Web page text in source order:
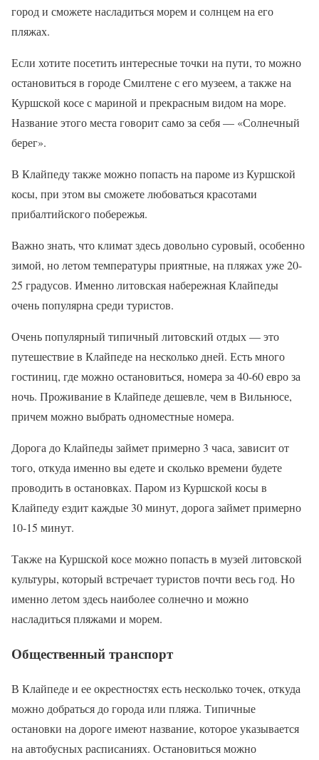
город и сможете насладиться морем и солнцем на его
пляжах.
Если хотите посетить интересные точки на пути, то можно
остановиться в городе Смилтене с его музеем, а также на
Куршской косе с мариной и прекрасным видом на море.
Название этого места говорит само за себя — «Солнечный
берег».
В Клайпеду также можно попасть на пароме из Куршской
косы, при этом вы сможете любоваться красотами
прибалтийского побережья.
Важно знать, что климат здесь довольно суровый, особенно
зимой, но летом температуры приятные, на пляжах уже 20-
25 градусов. Именно литовская набережная Клайпеды
очень популярна среди туристов.
Очень популярный типичный литовский отдых — это
путешествие в Клайпеде на несколько дней. Есть много
гостиниц, где можно остановиться, номера за 40-60 евро за
ночь. Проживание в Клайпеде дешевле, чем в Вильнюсе,
причем можно выбрать одноместные номера.
Дорога до Клайпеды займет примерно 3 часа, зависит от
того, откуда именно вы едете и сколько времени будете
проводить в остановках. Паром из Куршской косы в
Клайпеду ездит каждые 30 минут, дорога займет примерно
10-15 минут.
Также на Куршской косе можно попасть в музей литовской
культуры, который встречает туристов почти весь год. Но
именно летом здесь наиболее солнечно и можно
насладиться пляжами и морем.
Общественный транспорт
В Клайпеде и ее окрестностях есть несколько точек, откуда
можно добраться до города или пляжа. Типичные
остановки на дороге имеют название, которое указывается
на автобусных расписаниях. Остановиться можно